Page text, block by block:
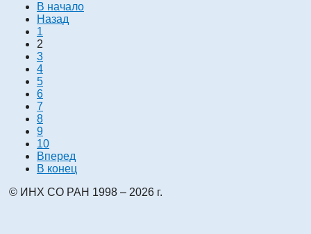
В начало
Назад
1
2
3
4
5
6
7
8
9
10
Вперед
В конец
© ИНХ СО РАН 1998 – 2026 г.